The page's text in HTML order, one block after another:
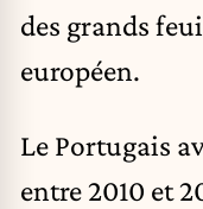
des grands
européen.
Le Portugais
entre 2010 et